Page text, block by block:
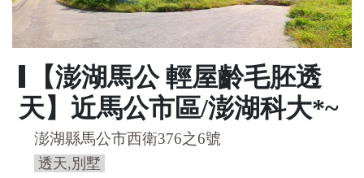
【澎湖馬公 輕屋齡毛胚透
天】近馬公市區/澎湖科大*~
澎湖縣馬公市西衛376之6號
透天,別墅